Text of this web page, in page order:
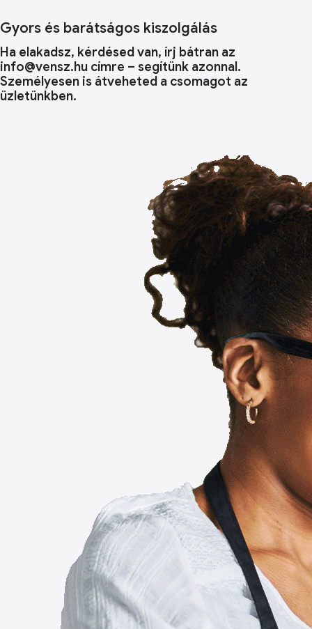
Gyors és barátságos kiszolgálás
Ha elakadsz, kérdésed van, írj bátran az
info@vensz.hu címre – segítünk azonnal.
Személyesen is átveheted a csomagot az
üzletünkben.